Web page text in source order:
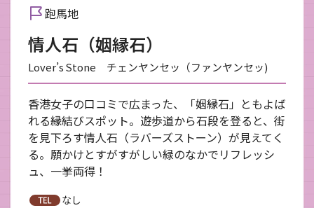
跑馬地
情人石（姻縁石）
Lover’s Stone チェンヤンセッ（ファンヤンセッ)
香港女子の口コミで広まった、「姻縁石」ともよば
れる縁結びスポット。遊歩道から石段を登ると、街
を見下ろす情人石（ラバーズストーン）が見えてく
る。願かけとすがすがしい緑のなかでリフレッシ
ュ、一挙両得！
なし